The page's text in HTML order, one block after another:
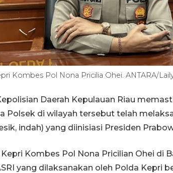
Kombes Pol Nona Pricilia Ohei. ANTARA/
Daerah Kepulauan Riau
Polsek di wilayah tersebut telah
indah) yang diinisiasi Presiden
Kombes Pol Nona Pricilian Ohei di
yang dilaksanakan oleh Polda Kepri